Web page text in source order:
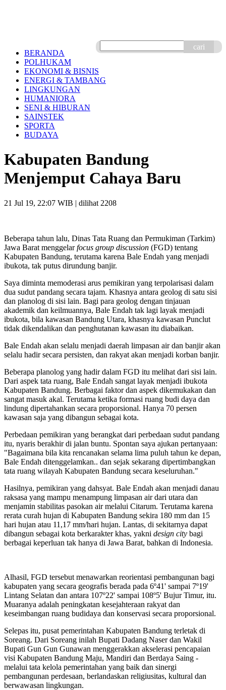
cari
BERANDA
POLHUKAM
EKONOMI & BISNIS
ENERGI & TAMBANG
LINGKUNGAN
HUMANIORA
SENI & HIBURAN
SAINSTEK
SPORTA
BUDAYA
Kabupaten Bandung
Menjemput Cahaya Baru
21 Jul 19, 22:07 WIB | dilihat 2208
Beberapa tahun lalu, Dinas Tata Ruang dan Permukiman (Tarkim)
Jawa Barat menggelarfocus group discussion (FGD) tentang
Kabupaten Bandung, terutama karena Bale Endah yang menjadi
ibukota, tak putus dirundung banjir.
Saya diminta memoderasi arus pemikiran yang terpolarisasi dalam
dua sudut pandang secara tajam. Khasnya antara geolog di satu sisi
dan planolog di sisi lain. Bagi para geolog dengan tinjauan
akademik dan keilmuannya, Bale Endah tak lagi layak menjadi
ibukota, bila kawasan Bandung Utara, khasnya kawasan Punclut
tidak dikendalikan dan penghutanan kawasan itu diabaikan.
Bale Endah akan selalu menjadi daerah limpasan air dan banjir akan
selalu hadir secara persisten, dan rakyat akan menjadi korban banjir.
Beberapa planolog yang hadir dalam FGD itu melihat dari sisi lain.
Dari aspek tata ruang, Bale Endah sangat layak menjadi ibukota
Kabupaten Bandung. Berbagai faktor dan aspek dikemukakan dan
sangat masuk akal. Terutama ketika formasi ruang budi daya dan
lindung dipertahankan secara proporsional. Hanya 70 persen
kawasan saja yang dibangun sebagai kota.
Perbedaan pemikiran yang berangkat dari perbedaan sudut pandang
itu, nyaris berakhir di jalan buntu. Spontan saya ajukan pertanyaan:
"Bagaimana bila kita rencanakan selama lima puluh tahun ke depan,
Bale Endah ditenggelamkan.. dan sejak sekarang dipertimbangkan
tata ruang wilayah Kabupaten Bandung secara keseluruhan."
Hasilnya, pemikiran yang dahsyat. Bale Endah akan menjadi danau
raksasa yang mampu menampung limpasan air dari utara dan
menjamin stabilitas pasokan air melalui Citarum. Terutama karena
rerata curah hujan di Kabupaten Bandung sekira 180 mm dan 15
hari hujan atau 11,17 mm/hari hujan. Lantas, di sekitarnya dapat
dibangun sebagai kota berkarakter khas, yakni design city bagi
berbagai keperluan tak hanya di Jawa Barat, bahkan di Indonesia.
Alhasil, FGD tersebut menawarkan reorientasi pembangunan bagi
kabupaten yang secara geografis berada pada 6º41' sampai 7º19'
Lintang Selatan dan antara 107º22' sampai 108º5' Bujur Timur, itu.
Muaranya adalah peningkatan kesejahteraan rakyat dan
keseimbangan ruang budidaya dan konservasi secara proporsional.
Selepas itu, pusat pemerintahan Kabupaten Bandung terletak di
Soreang. Dari Soreang inilah Bupati Dadang Naser dan Wakil
Bupati Gun Gun Gunawan menggerakkan akselerasi pencapaian
visi Kabupaten Bandung Maju, Mandiri dan Berdaya Saing -
melalui tata kelola pemerintahan yang baik dan sinergi
pembangunan perdesaan, berlandaskan religiusitas, kultural dan
berwawasan lingkungan.